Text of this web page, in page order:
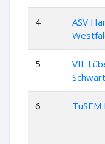
4
ASV
5
VfL
6 TuSEM